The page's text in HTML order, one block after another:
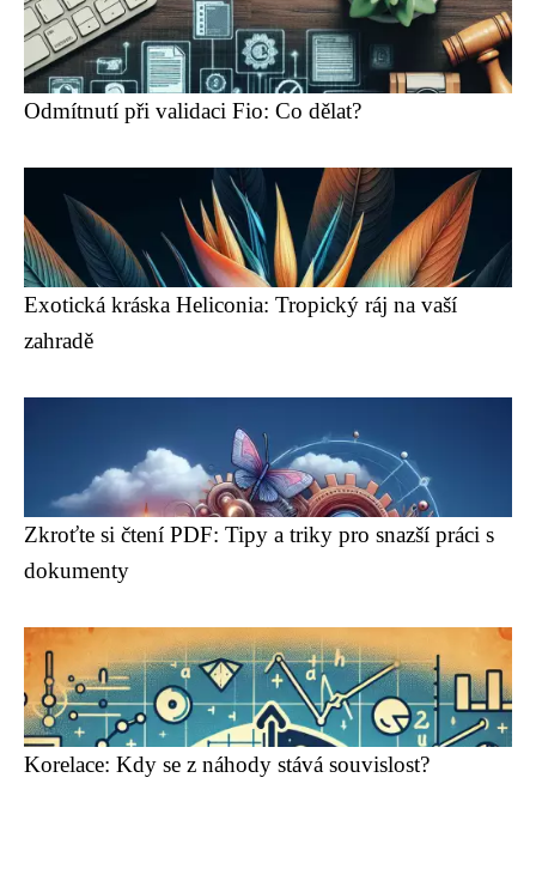
Odmítnutí při validaci Fio: Co dělat?
Exotická kráska Heliconia: Tropický ráj na vaší
zahradě
Zkroťte si čtení PDF: Tipy a triky pro snazší práci s
dokumenty
Korelace: Kdy se z náhody stává souvislost?